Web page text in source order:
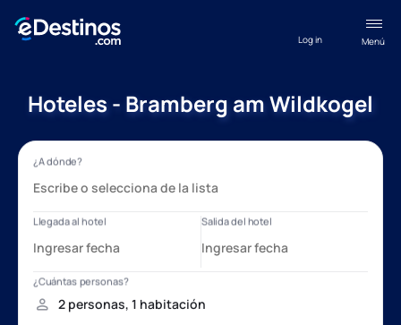
Menú
Log in
Hoteles - Bramberg am Wildkogel